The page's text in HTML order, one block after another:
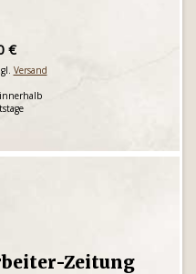
€
Versand
Zeitung